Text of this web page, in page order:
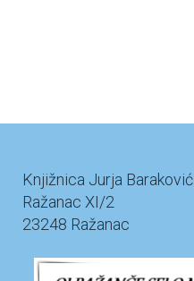
Knjižnica Jurja
Ražanac XI/2
23248 Ražanac